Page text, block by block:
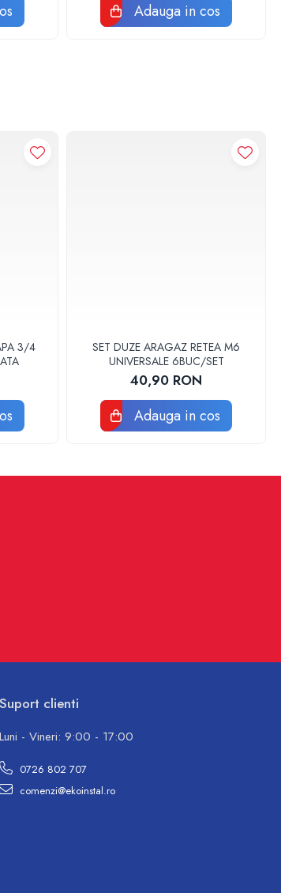
Adauga in cos
3/4
SET DUZE ARAGAZ RETEA M6
UNIVERSALE 6BUC/SET
40,90 RON
Adauga in cos
Suport clienti
Luni - Vineri: 9:00 - 17:00
0726 802 707
comenzi@ekoinstal.ro